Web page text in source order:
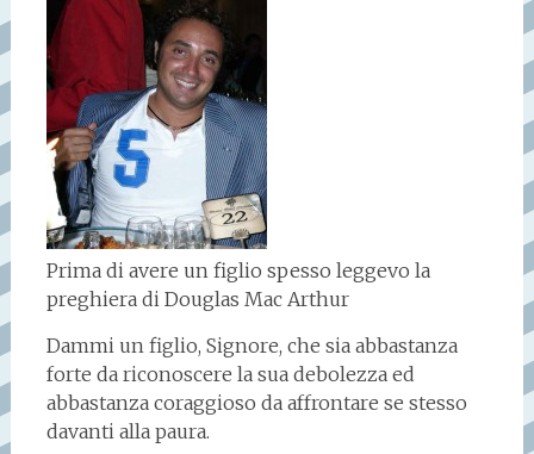
Prima di avere un figlio spesso leggevo la
preghiera di Douglas Mac Arthur
Dammi un figlio, Signore, che sia abbastanza
forte da riconoscere la sua debolezza ed
abbastanza coraggioso da affrontare se stesso
davanti alla paura.